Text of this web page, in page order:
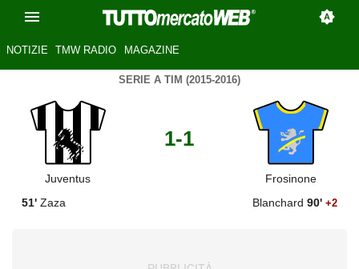
NOTIZIE TMW RADIO MAGAZINE
SERIE A TIM (2015-2016)
Juventus
1-1
Frosinone
51' Zaza Blanchard 90' +2